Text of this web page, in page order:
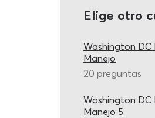
Elige otro
Washington DC
Manejo
20 preguntas
Washington DC
Manejo 5